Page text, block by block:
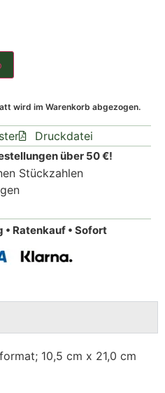
wird im Warenkorb abgezogen.
Druckdatei
über 50 €!
Stückzahlen
• Ratenkauf • Sofort
10,5 cm x 21,0 cm